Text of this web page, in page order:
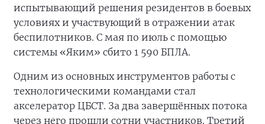
испытывающий решения резидентов в боевых
условиях и участвующий в отражении атак
беспилотников. С мая по июль с помощью
системы «Яким» сбито 1 590 БПЛА.
Одним из основных инструментов работы с
технологическими командами стал
акселератор ЦБСТ. За два завершённых потока
через него прошли сотни участников. Третий